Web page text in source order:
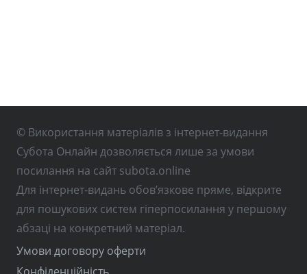
© Використання матеріалів з інтернет-видання
Субота Онлайн дозволяється лише за умови
посилання на сайт subota.online
Для інтернет-видань обов’язкове пряме, відкрите
для пошукових систем гіперпосилання у першому
абзаці на конкретний матеріал.
Умови договору оферти